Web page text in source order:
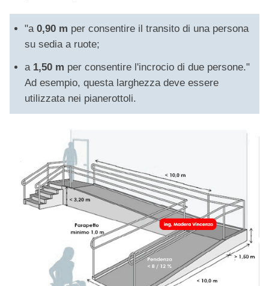
"a 0,90 m per consentire il transito di una persona
su sedia a ruote;
a 1,50 m per consentire l'incrocio di due persone."
Ad esempio, questa larghezza deve essere
utilizzata nei pianerottoli.